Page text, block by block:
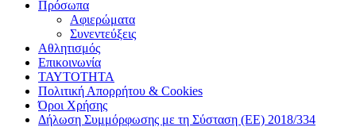
Πρόσωπα
Αφιερώματα
Συνεντεύξεις
Αθλητισμός
Επικοινωνία
ΤΑΥΤΟΤΗΤΑ
Πολιτική Απορρήτου & Cookies
Όροι Χρήσης
Δήλωση Συμμόρφωσης με τη Σύσταση (ΕΕ) 2018/334